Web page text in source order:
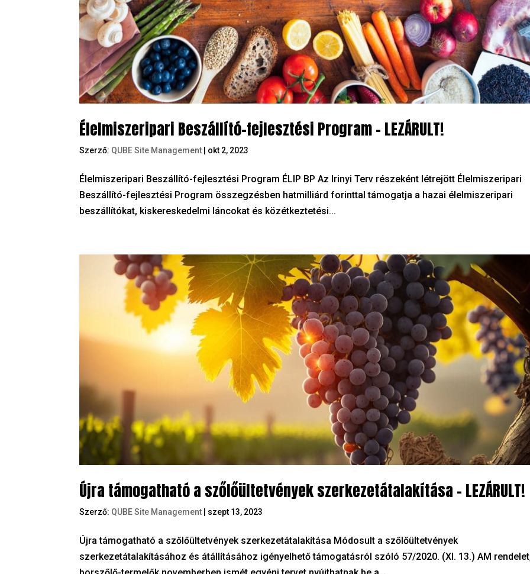
Élelmiszeripari Beszállító-fejlesztési Program – LEZÁRULT!
Szerző: QUBE Site Management okt 2, 2023
Élelmiszeripari Beszállító-fejlesztési Program ÉLIP BP Az Irinyi Terv részeként létrejött Élelmiszeripari
Beszállító-fejlesztési Program összegzésben hatmilliárd forinttal támogatja a hazai élelmiszeripari
beszállítókat, kiskereskedelmi láncokat és közétkeztetési...
Újra támogatható a szőlőültetvények szerkezetátalakítása – LEZÁRULT!
Szerző: QUBE Site Management szept 13, 2023
Újra támogatható a szőlőültetvények szerkezetátalakítása Módosult a szőlőültetvények
szerkezetátalakításához és átállításához igényelhető támogatásról szóló 57/2020. (XI. 13.) AM